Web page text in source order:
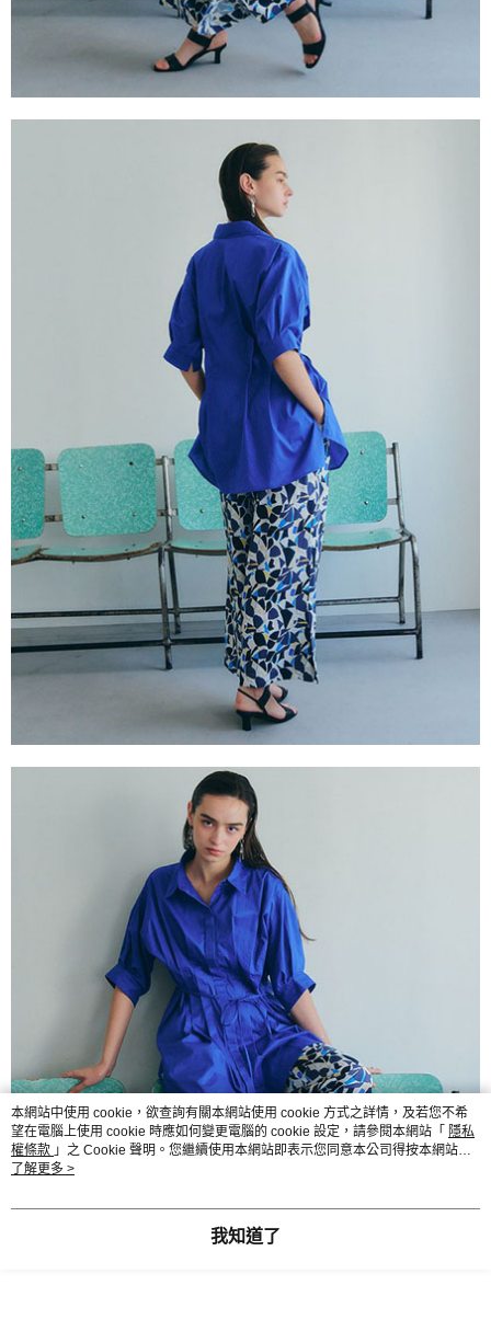
本網站中使用 cookie，欲查詢有關本網站使用 cookie 方式之詳情，及若您不希
望在電腦上使用 cookie 時應如何變更電腦的 cookie 設定，請參閱本網站「 隱私
權條款 」之 Cookie 聲明。您繼續使用本網站即表示您同意本公司得按本網站使
用條款之 Cookie 聲明使用 cookie。
了解更多 >
我知道了